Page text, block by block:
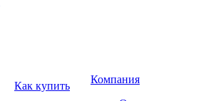
Как купить
Компания